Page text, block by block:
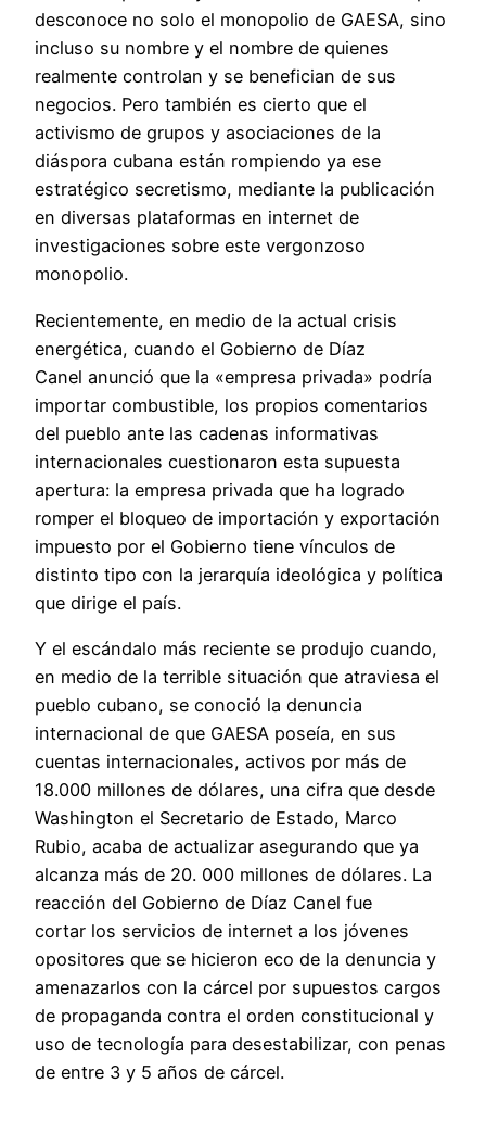
desconoce no solo el monopolio de GAESA, sino
incluso su nombre y el nombre de quienes
realmente controlan y se benefician de sus
negocios. Pero también es cierto que el
activismo de grupos y asociaciones de la
diáspora cubana están rompiendo ya ese
estratégico secretismo, mediante la publicación
en diversas plataformas en internet de
investigaciones sobre este vergonzoso
monopolio.
Recientemente, en medio de la actual crisis
energética, cuando el Gobierno de Díaz
Canel anunció que la «empresa privada» podría
importar combustible, los propios comentarios
del pueblo ante las cadenas informativas
internacionales cuestionaron esta supuesta
apertura: la empresa privada que ha logrado
romper el bloqueo de importación y exportación
impuesto por el Gobierno tiene vínculos de
distinto tipo con la jerarquía ideológica y política
que dirige el país.
Y el escándalo más reciente se produjo cuando,
en medio de la terrible situación que atraviesa el
pueblo cubano, se conoció la denuncia
internacional de que GAESA poseía, en sus
cuentas internacionales, activos por más de
18.000 millones de dólares, una cifra que desde
Washington el Secretario de Estado, Marco
Rubio, acaba de actualizar asegurando que ya
alcanza más de 20. 000 millones de dólares. La
reacción del Gobierno de Díaz Canel fue
cortar los servicios de internet a los jóvenes
opositores que se hicieron eco de la denuncia y
amenazarlos con la cárcel por supuestos cargos
de propaganda contra el orden constitucional y
uso de tecnología para desestabilizar, con penas
de entre 3 y 5 años de cárcel.